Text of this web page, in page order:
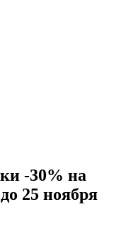
-30% на
25 ноября